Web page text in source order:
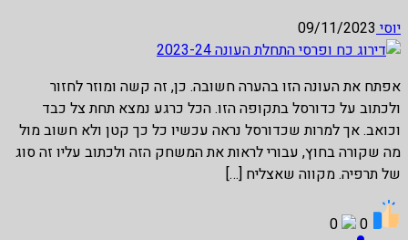
יוסי 09/11/2023
אפתח את העונה הזו בהערה חשובה. כן, זה קשה ומוזר לחזור
ולכתוב על כדורסל בתקופה הזו. הכל כרגע נמצא תחת צל כבד
וכואב. אך למרות שכדורסל נראה עכשיו כל כך קטן ולא חשוב מול
מה שקורה בחוץ, עבורי לראות את המשחק הזה ולכתוב עליו זה סוג
של תרפיה. מקווה שאצליח […]
0
0